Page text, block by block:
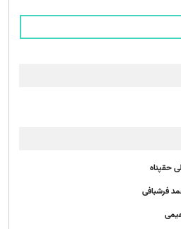
حقپناه
فرشبافی